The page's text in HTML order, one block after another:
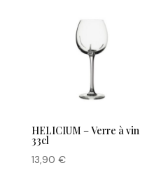
HELICIUM – Verre à vin
33cl
13,90 €